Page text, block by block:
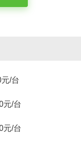
/台
元/台
元/台